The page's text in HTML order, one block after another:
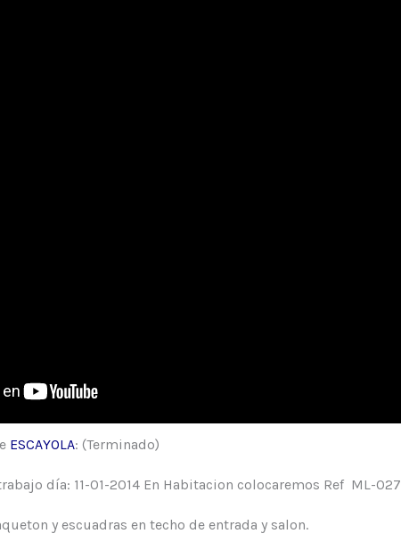
ESCAYOLA: (Terminado)
día: 11-01-2014 En Habitacion colocaremos Ref ML-027
y escuadras en techo de entrada y salon.